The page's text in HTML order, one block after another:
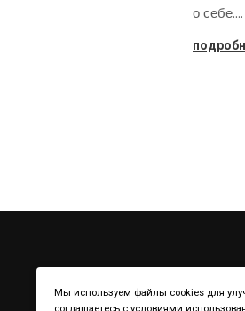
о себе.…
Мы используем файлы cookies для